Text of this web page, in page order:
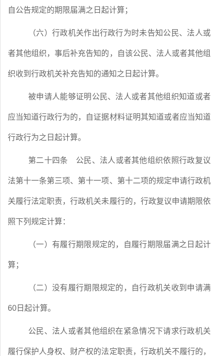
自公告规定的期限届满之日起计算；
（六）行政机关作出行政行为时未告知公民、法人或
者其他组织，事后补充告知的，自该公民、法人或者其他组
织收到行政机关补充告知的通知之日起计算。
被申请人能够证明公民、法人或者其他组织知道或者
应当知道行政行为的，自证据材料证明其知道或者应当知道
行政行为之日起计算。
第二十四条 公民、法人或者其他组织依照行政复议
法第十一条第三项、第十一项、第十二项的规定申请行政机
关履行法定职责，行政机关未履行的，行政复议申请期限依
照下列规定计算：
（一）有履行期限规定的，自履行期限届满之日起计
算；
（二）没有履行期限规定的，自行政机关收到申请满
60 日起计算。
公民、法人或者其他组织在紧急情况下请求行政机关
履行保护人身权、财产权的法定职责，行政机关不履行的，